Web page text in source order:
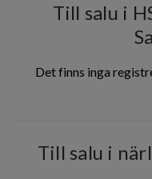
Till salu i
Det finns inga
Till salu i